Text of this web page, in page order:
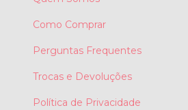
Como Comprar
Perguntas Frequentes
Trocas e Devoluções
Política de Privacidade